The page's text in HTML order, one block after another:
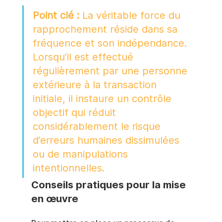
Point clé : La véritable force du
rapprochement réside dans sa
fréquence et son indépendance.
Lorsqu’il est effectué
régulièrement par une personne
extérieure à la transaction
initiale, il instaure un contrôle
objectif qui réduit
considérablement le risque
d’erreurs humaines dissimulées
ou de manipulations
intentionnelles.
Conseils pratiques pour la mise
en œuvre